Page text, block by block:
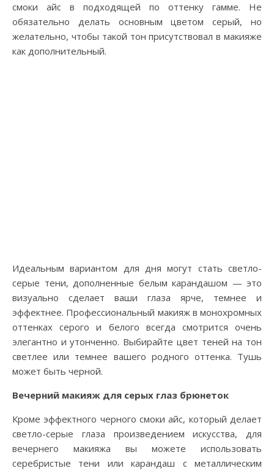
смоки айс в подходящей по оттенку гамме. Не
обязательно делать основным цветом серый, но
желательно, чтобы такой тон присутствовал в макияже
как дополнительный.
Идеальным вариантом для дня могут стать светло-
серые тени, дополненные белым карандашом — это
визуально сделает ваши глаза ярче, темнее и
эффектнее. Профессиональный макияж в монохромных
оттенках серого и белого всегда смотрится очень
элегантно и утонченно. Выбирайте цвет теней на тон
светлее или темнее вашего родного оттенка. Тушь
может быть черной.
Вечерний макияж для серых глаз брюнеток
Кроме эффектного черного смоки айс, который делает
светло-серые глаза произведением искусства, для
вечернего макияжа вы можете использовать
серебристые тени или карандаш с металлическим